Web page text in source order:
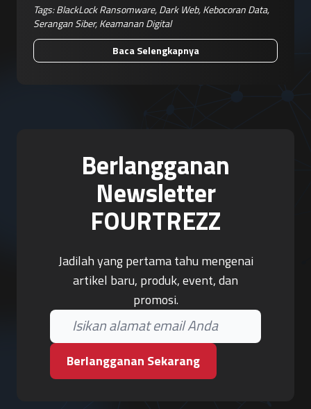
Tags:BlackLock Ransomware,Dark Web,Kebocoran Data,
Serangan Siber,Keamanan Digital
Baca Selengkapnya
Berlangganan
Newsletter
FOURTREZZ
Jadilah yang pertama tahu mengenai
artikel baru, produk, event, dan
promosi.
Berlangganan Sekarang